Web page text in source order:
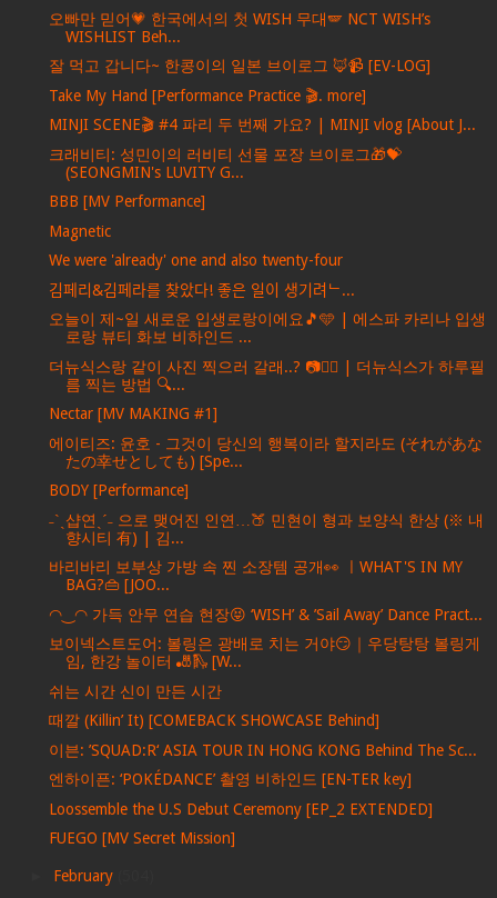
오빠만 믿어💗 한국에서의 첫 WISH 무대🪽 NCT WISH’s
WISHLIST Beh...
잘 먹고 갑니다~ 한콩이의 일본 브이로그 🦊📹 [EV-LOG]
Take My Hand [Performance Practice 🎬. more]
MINJI SCENE🎬 #4 파리 두 번째 가요? | MINJI vlog [About J...
크래비티: 성민이의 러비티 선물 포장 브이로그🎁💝
(SEONGMIN's LUVITY G...
BBB [MV Performance]
Magnetic
We were 'already' one and also twenty-four
김페리&김페라를 찾았다! 좋은 일이 생기려ᄂ...
오늘이 제~일 새로운 입생로랑이에요🎵🩵 | 에스파 카리나 입생
로랑 뷰티 화보 비하인드 ...
더뉴식스랑 같이 사진 찍으러 갈래..? 📷❤‍🔥 | 더뉴식스가 하루필
름 찍는 방법 🔍...
Nectar [MV MAKING #1]
에이티즈: 윤호 - 그것이 당신의 행복이라 할지라도 (それがあな
たの幸せとしても) [Spe...
BODY [Performance]
˗ˋˏ샵연ˎˊ˗ 으로 맺어진 인연…🍑 민현이 형과 보양식 한상 (※ 내
향시티 有) | 김...
바리바리 보부상 가방 속 찐 소장템 공개👀 ㅣWHAT'S IN MY
BAG?👜 [JOO...
◠‿◠ 가득 안무 연습 현장😝 ‘WISH’ & ’Sail Away’ Dance Pract...
보이넥스트도어: 볼링은 광배로 치는 거야😏｜우당탕탕 볼링게
임, 한강 놀이터 🎳🛝 [W...
쉬는 시간 신이 만든 시간
때깔 (Killin’ It) [COMEBACK SHOWCASE Behind]
이븐: ’SQUAD:R‘ ASIA TOUR IN HONG KONG Behind The Sc...
엔하이픈: ‘POKÉDANCE’ 촬영 비하인드 [EN-TER key]
Loossemble the U.S Debut Ceremony [EP_2 EXTENDED]
FUEGO [MV Secret Mission]
February